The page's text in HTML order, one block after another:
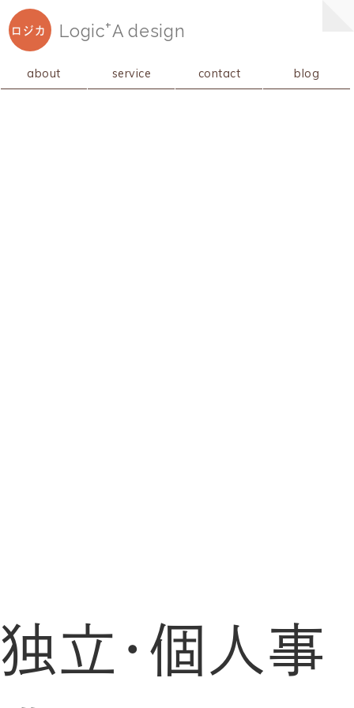
ロジカ Logic+A design
about service contact blog
独立・個人事